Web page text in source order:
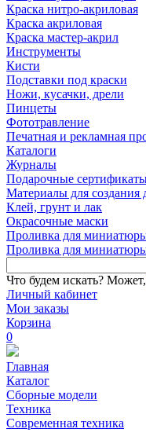
Краска нитро-акриловая
Краска акриловая
Краска мастер-акрил
Инструменты
Кисти
Подставки под краски
Ножи, кусачки, дрели
Пинцеты
Фототравление
Печатная и рекламная
Каталоги
Журналы
Подарочные
Материалы для создания
Клей, грунт и лак
Окрасочные маски
Проливка для
Проливка для
Что будем искать? Может,
Личный кабинет
Мои заказы
Корзина
0
Главная
Каталог
Сборные модели
Техника
Современная техника